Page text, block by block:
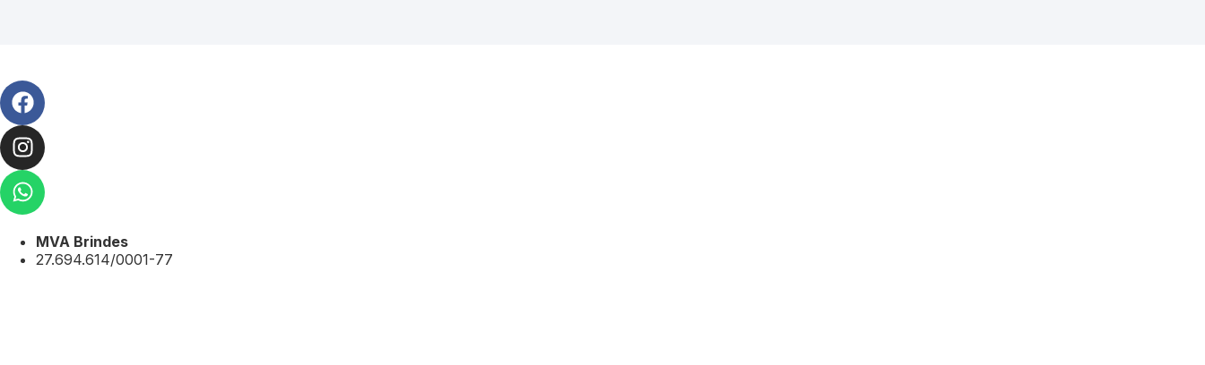
MVA Brindes
27.694.614/0001-77